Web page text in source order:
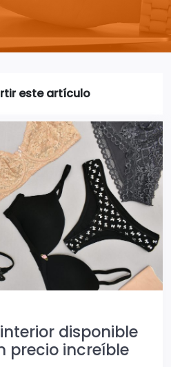
este artículo
disponible
precio increíble